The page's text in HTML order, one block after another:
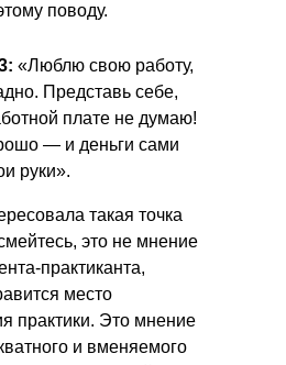
поводу.
«Люблю свою работу,
Представь себе,
плате не думаю!
— и деньги сами
руки».
такая точка
это не мнение
практиканта,
место
практики. Это мнение
и вменяемого